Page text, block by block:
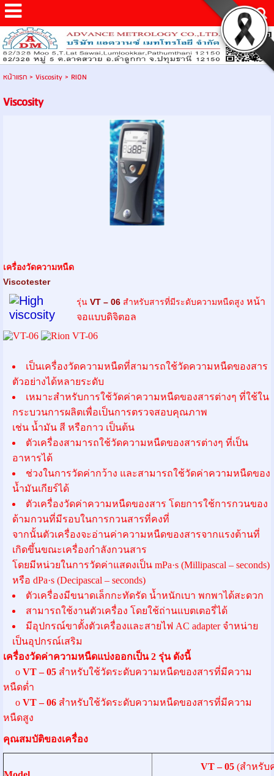
หน้าแรก> Viscosity> RION
Viscosity
เครื่องวัดความหนืด
Viscotester
รุ่น VT – 06สำหรับสารที่มีระดับความหนืดสูง หน้า
จอแบบดิจิตอล
เป็นเครื่องวัดความหนืดที่สามารถใช้วัดความหนืดของสาร
ตัวอย่างได้หลายระดับ
เหมาะสำหรับการใช้วัดค่าความหนืดของสารต่างๆ ที่ใช้ใน
กระบวนการผลิตเพื่อเป็นการตรวจสอบคุณภาพ
เช่น น้ำมัน สี หรือกาว เป็นต้น
ตัวเครื่องสามารถใช้วัดความหนืดของสารต่างๆ ที่เป็น
อาหารได้
ช่วงในการวัดค่ากว้าง และสามารถใช้วัดค่าความหนืดของ
น้ำมันเกียร์ได้
ตัวเครื่องวัดค่าความหนืดของสาร โดยการใช้การกวนของ
ด้ามกวนที่มีรอบในการกวนสารที่คงที่
จากนั้นตัวเครื่องจะอ่านค่าความหนืดของสารจากแรงต้านที่
เกิดขึ้นขณะเครื่องกำลังกวนสาร
โดยมีหน่วยในการวัดค่าแสดงเป็น mPa·s (Millipascal – seconds)
หรือ dPa·s (Decipascal – seconds)
ตัวเครื่องมีขนาดเล็กกะทัดรัด น้ำหนักเบา พกพาได้สะดวก
สามารถใช้งานตัวเครื่อง โดยใช้ถ่านแบตเตอรี่ได้
มีอุปกรณ์ขาตั้งตัวเครื่องและสายไฟ AC adapter จำหน่าย
เป็นอุปกรณ์เสริม
เครื่องวัดค่าความหนืดแบ่งออกเป็น2 รุ่น ดังนี้
o VT – 05สำหรับใช้วัดระดับความหนืดของสารที่มีความ
หนืดต่ำ
oVT – 06สำหรับใช้วัดระดับความหนืดของสารที่มีความ
หนืดสูง
คุณสมบัติของเครื่อง
VT – 05 (สำหรับ